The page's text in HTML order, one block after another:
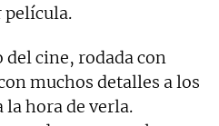
película.
del cine, rodada con
muchos detalles a los
la hora de verla.